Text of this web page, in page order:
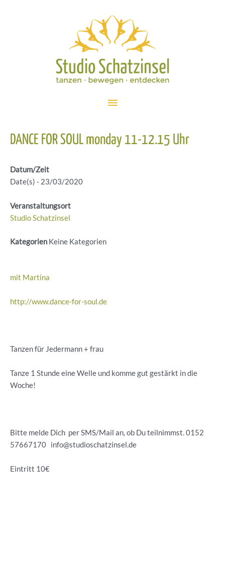
Hauptmenü
DANCE FOR SOUL monday 11-12.15 Uhr
Datum/Zeit
Date(s) - 23/03/2020
Veranstaltungsort
Studio Schatzinsel
Kategorien Keine Kategorien
mit Martina
http://www.dance-for-soul.de
Tanzen für Jedermann + frau
Tanze 1 Stunde eine Welle und komme gut gestärkt in die
Woche!
Bitte melde Dich per SMS/Mail an, ob Du teilnimmst. 0152
57667170 info@studioschatzinsel.de
Eintritt 10€